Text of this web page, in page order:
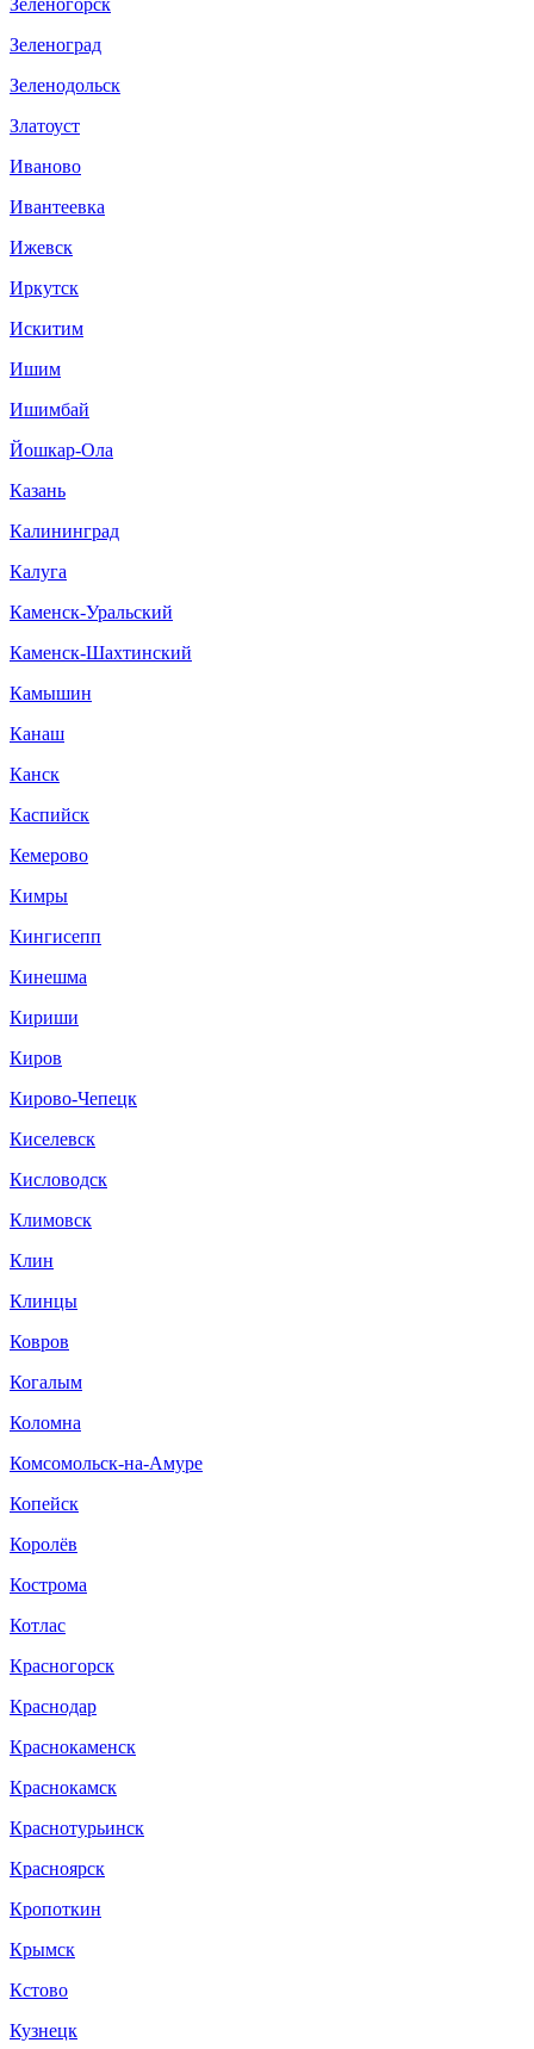
Зеленоград
Зеленодольск
Златоуст
Иваново
Ивантеевка
Ижевск
Иркутск
Искитим
Ишим
Ишимбай
Йошкар-Ола
Казань
Калининград
Калуга
Каменск-Уральский
Каменск-Шахтинский
Камышин
Канаш
Канск
Каспийск
Кемерово
Кимры
Кингисепп
Кинешма
Кириши
Киров
Кирово-Чепецк
Киселевск
Кисловодск
Климовск
Клин
Клинцы
Ковров
Когалым
Коломна
Комсомольск-на-Амуре
Копейск
Королёв
Кострома
Котлас
Красногорск
Краснодар
Краснокаменск
Краснокамск
Краснотурьинск
Красноярск
Кропоткин
Крымск
Кстово
Кузнецк